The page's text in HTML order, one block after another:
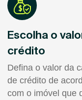
Escolha o
crédito
Defina o valor da
de crédito de
com o imóvel que